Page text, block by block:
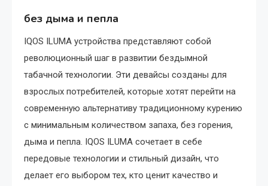
Рейтинг подходов к
управлению рабочим
временем
без дыма и пепла
IQOS ILUMA устройства представляют собой
революционный шаг в развитии бездымной
табачной технологии. Эти девайсы созданы для
взрослых потребителей, которые хотят перейти на
современную альтернативу традиционному курению
с минимальным количеством запаха, без горения,
дыма и пепла. IQOS ILUMA сочетает в себе
передовые технологии и стильный дизайн, что
делает его выбором тех, кто ценит качество и